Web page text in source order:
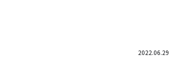
2022.06.29